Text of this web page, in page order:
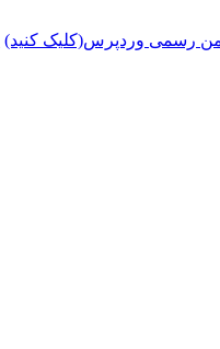
رسمی وردپرس(کلیک کنید)